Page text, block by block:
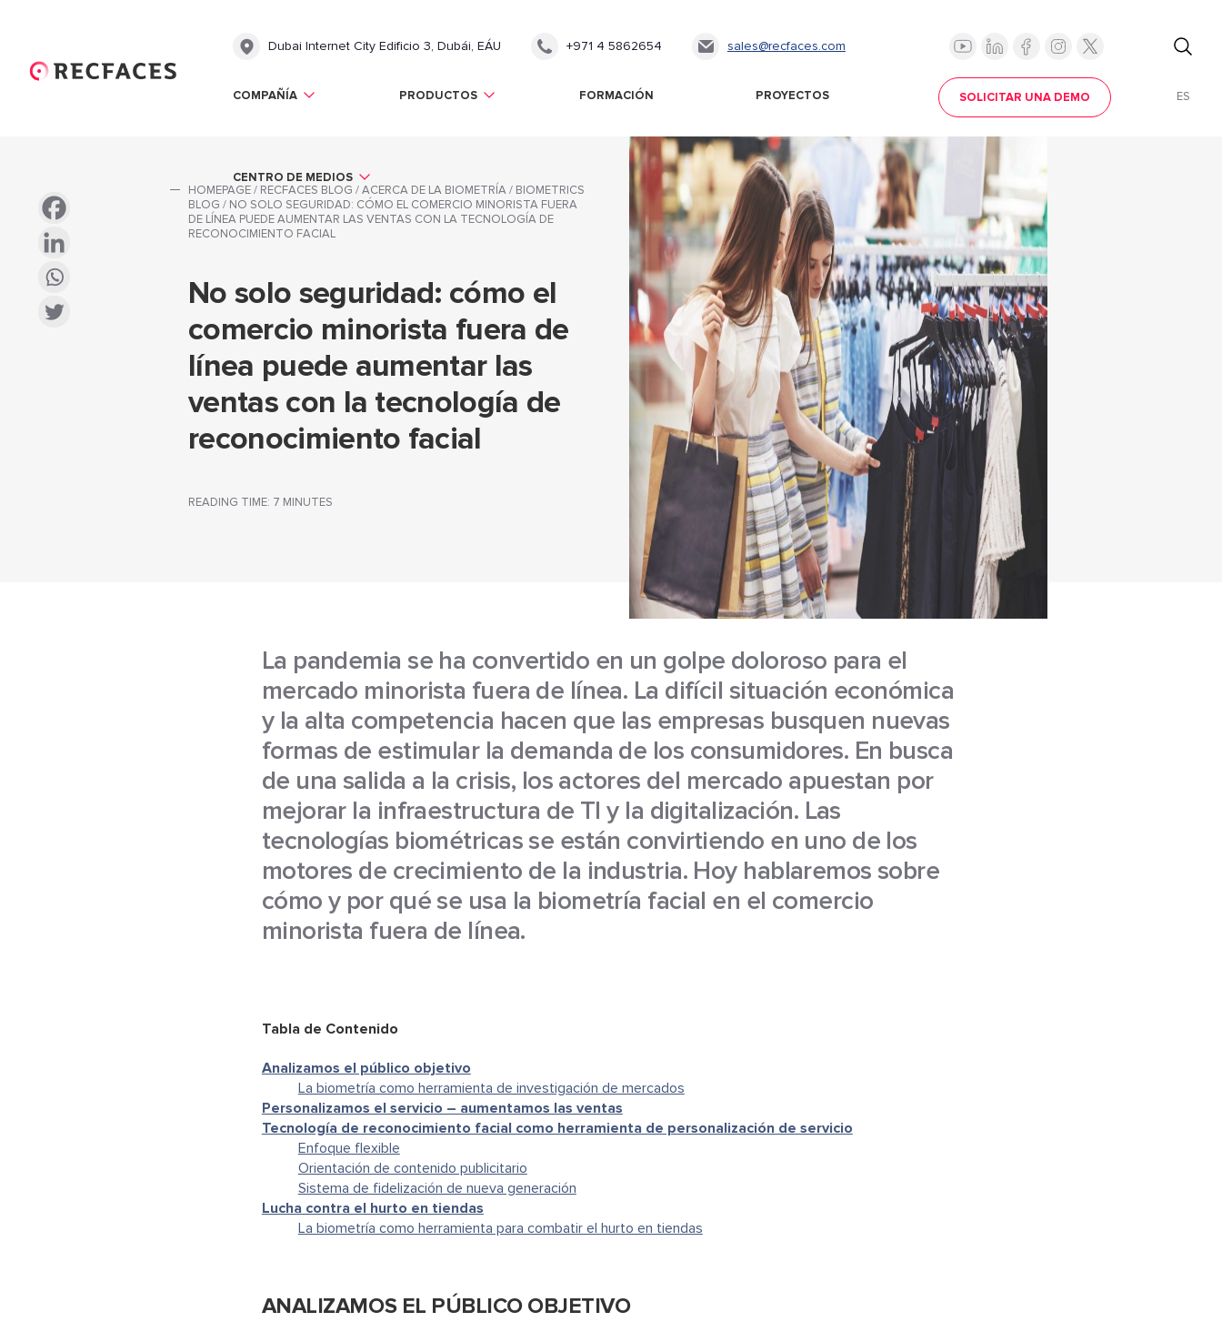
Dubai Internet City Edificio 3, Dubái, EÁU +971 4 5862654 sales@recfaces.com
COMPAÑÍA PRODUCTOS FORMACIÓN PROYECTOS
СENTRO DE MEDIOS
SOLICITAR UNA DEMO ES
HOMEPAGE/ RECFACES BLOG /ACERCA DE LA BIOMETRÍA/ BIOMETRICS
BLOG / NO SOLO SEGURIDAD: CÓMO EL COMERCIO MINORISTA FUERA
DE LÍNEA PUEDE AUMENTAR LAS VENTAS CON LA TECNOLOGÍA DE
RECONOCIMIENTO FACIAL
No solo seguridad: cómo el
comercio minorista fuera de
línea puede aumentar las
ventas con la tecnología de
reconocimiento facial
READING TIME: 7 MINUTES
La pandemia se ha convertido en un golpe doloroso para el
mercado minorista fuera de línea. La difícil situación económica
y la alta competencia hacen que las empresas busquen nuevas
formas de estimular la demanda de los consumidores. En busca
de una salida a la crisis, los actores del mercado apuestan por
mejorar la infraestructura de TI y la digitalización. Las
tecnologías biométricas se están convirtiendo en uno de los
motores de crecimiento de la industria. Hoy hablaremos sobre
cómo y por qué se usa la biometría facial en el comercio
minorista fuera de línea.
Tabla de Contenido
Analizamos el público objetivo
La biometría como herramienta de investigación de mercados
Personalizamos el servicio – aumentamos las ventas
Tecnología de reconocimiento facial como herramienta de personalización de servicio
Enfoque flexible
Orientación de contenido publicitario
Sistema de fidelización de nueva generación
Lucha contra el hurto en tiendas
La biometría como herramienta para combatir el hurto en tiendas
ANALIZAMOS EL PÚBLICO OBJETIVO